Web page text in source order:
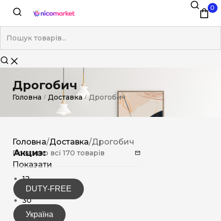
0
Дрогобич
Головна / Доставка / Дрогобич
Акциз:
DUTY-FREE
Україна
Головна/Доставка/Дрогобич
Показано всі 170 товарів
Показати
12
15
30